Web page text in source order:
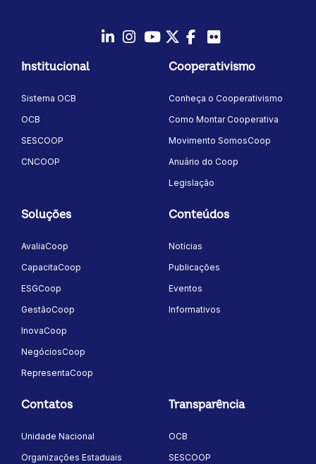
Instagram
YoutubeTwitter/X
Facebook
Institucional
Sistema OCB
OCB
SESCOOP
CNCOOP
Cooperativismo
Conheça o Cooperativismo
Como Montar Cooperativa
Movimento SomosCoop
Anuário do Coop
Legislação
Soluções
AvaliaCoop
CapacitaCoop
ESGCoop
GestãoCoop
InovaCoop
NegóciosCoop
RepresentaCoop
Conteúdos
Notícias
Publicações
Eventos
Informativos
Contatos
Unidade Nacional
Organizações Estaduais
Transparência
OCB
SESCOOP